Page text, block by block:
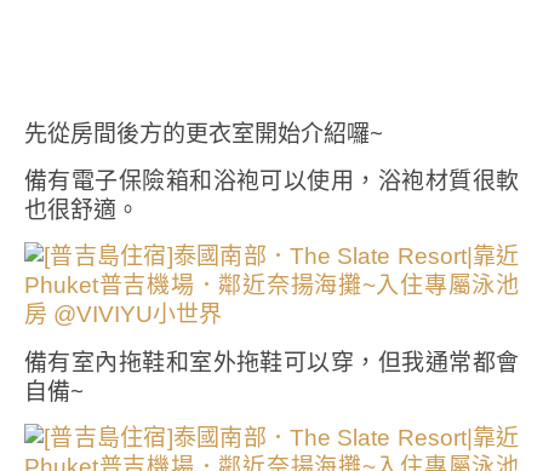
先從房間後方的更衣室開始介紹囉~
備有電子保險箱和浴袍可以使用，浴袍材質很軟
也很舒適。
備有室內拖鞋和室外拖鞋可以穿，但我通常都會
自備~